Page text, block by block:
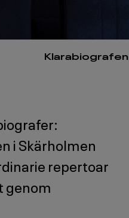
Klarabiografen
i Skärholmen
repertoar
genom